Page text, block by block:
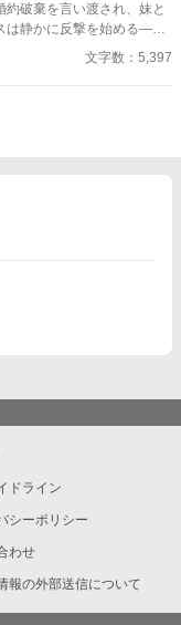
破棄を言い渡され、妹と
は静かに反撃を始める―
貴族社会の表と裏を暴
。冷静さと気品で場を支
文字数：5,397
ドライン
シーポリシー
わせ
報の外部送信について